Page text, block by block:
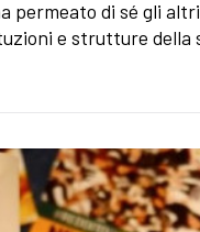
permeato di sé gli
e strutture della